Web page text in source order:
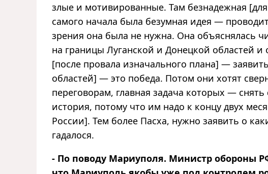
злые и мотивированные. Там безнадежная
самого начала была безумная идея —
зрения она была не нужна. Она объяснялась
на границы Луганской и Донецкой областей
[после провала изначального плана] —
областей] — это победа. Потом они хотят
переговорам, главная задача которых —
история, потому что им надо к концу двух
России]. Тем более Пасха, нужно заявить о
гадалося.
- По поводу Мариуполя. Министр обороны